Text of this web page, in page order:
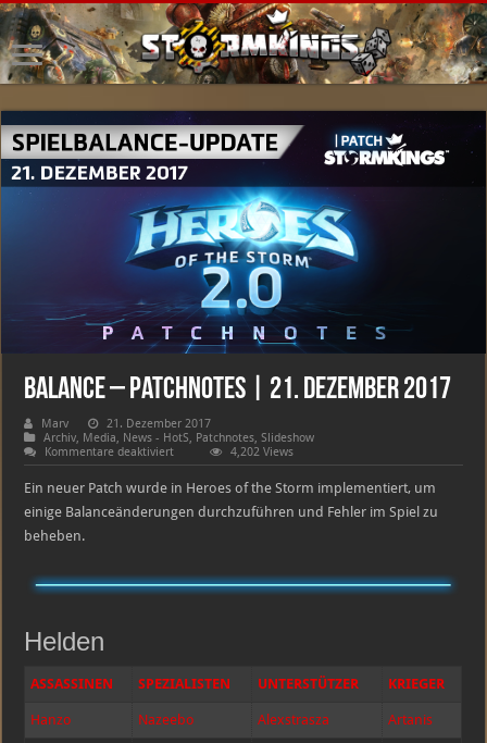
Balance – Patchnotes | 21. Dezember 2017
Marv
21. Dezember 2017
Archiv, Media, News - HotS, Patchnotes,Slideshow
Kommentare deaktiviertfür
Balance
Patchnotes
|
21.
4,202 Views
Ein neuer Patch wurde in Heroes of the Storm implementiert, um
einige Balanceänderungen durchzuführen und Fehler im Spiel zu
beheben.
Helden
ASSASSINEN SPEZIALISTEN UNTERSTÜTZER KRIEGER
Hanzo Nazeebo Alexstrasza Artanis